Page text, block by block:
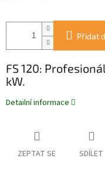
Přidat
FS 120:
kW.
Detailní informace
ZEPTAT SE SDÍLET